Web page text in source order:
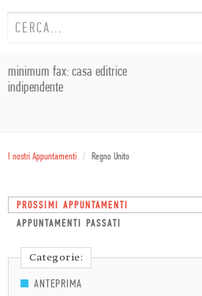
minimum fax: casa editrice
indipendente
I nostri Appuntamenti Regno Unito
PROSSIMI APPUNTAMENTI
APPUNTAMENTI PASSATI
Categorie:
ANTEPRIMA